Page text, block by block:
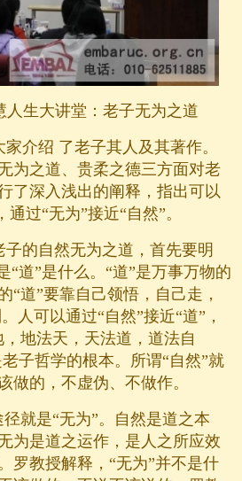
人生大讲堂：老子无为之道
绍 了老子其人及其著作。
为之道、贵柔之德三方面对老
了深入浅出的阐释，指出可以
过“无为”接近“自然”。
的自然无为之道，首先要明
“道”是什么。“道”是万事万物的
“道”要靠自己领悟，自己走，
人可以通过“自然”接近“道”，
地法天，天法道，道法自
子哲学的根本。所谓“自然”就
做的，不虚伪、不做作。
就是“无为”。自然是道之本
为是道之运作，是人之所应效
罗教授解释，“无为”并不是什